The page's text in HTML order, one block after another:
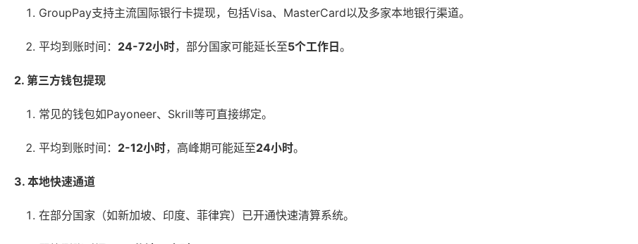
GroupPay支持主流国际银行卡提现，包括Visa、MasterCard以及多家本地银行渠道。
平均到账时间： 24-72小时，部分国家可能延长至5个工作日。
2. 第三方钱包提现
常见的钱包如Payoneer、Skrill等可直接绑定。
平均到账时间： 2-12小时，高峰期可能延至24小时。
3. 本地快速通道
在部分国家（如新加坡、印度、菲律宾）已开通快速清算系统。